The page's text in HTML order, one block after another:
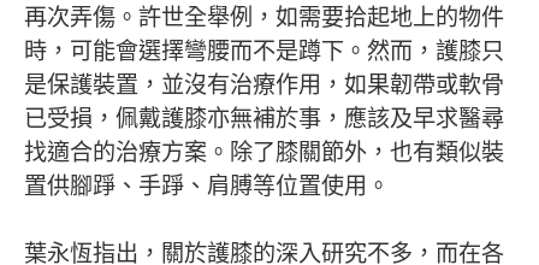
再次弄傷。許世全舉例，如需要拾起地上的物件
時，可能會選擇彎腰而不是蹲下。然而，護膝只
是保護裝置，並沒有治療作用，如果韌帶或軟骨
已受損，佩戴護膝亦無補於事，應該及早求醫尋
找適合的治療方案。除了膝關節外，也有類似裝
置供腳踭、手踭、肩膊等位置使用。
葉永恆指出，關於護膝的深入研究不多，而在各